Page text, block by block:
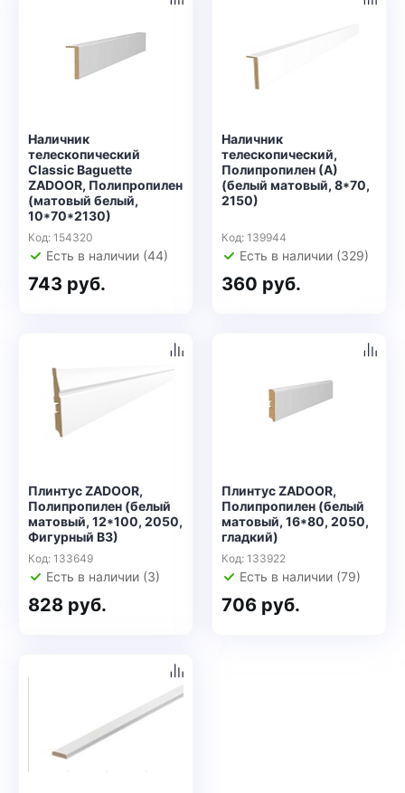
Наличник
телескопический
Classic Baguette
ZADOOR, Полипропилен
(матовый белый,
10*70*2130)
Код: 154320
Есть в наличии (44)
743 руб.
Наличник
телескопический,
Полипропилен (А)
(белый матовый, 8*70,
2150)
Код: 139944
Есть в наличии (329)
360 руб.
Плинтус ZADOOR,
Полипропилен (белый
матовый, 12*100, 2050,
Фигурный В3)
Код: 133649
Есть в наличии (3)
828 руб.
Плинтус ZADOOR,
Полипропилен (белый
матовый, 16*80, 2050,
гладкий)
Код: 133922
Есть в наличии (79)
706 руб.